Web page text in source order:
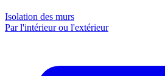
Isolation des murs
Par l'intérieur ou l'extérieur